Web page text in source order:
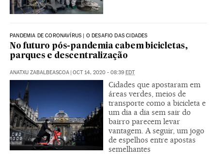
PANDEMIA DE CORONAVÍRUS | O DESAFIO DAS CIDADES
No futuro pós-pandemia cabem bicicletas,
parques e descentralização
ANATXU ZABALBEASCOA | OCT 14, 2020 - 08:39 EDT
Cidades que apostaram em
áreas verdes, meios de
transporte como a bicicleta e
um dia a dia sem sair do
bairro parecem levar
vantagem. A seguir, um jogo
de espelhos entre apostas
semelhantes